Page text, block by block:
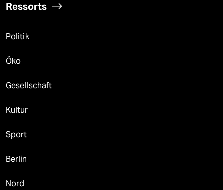
Ressorts
Politik
Öko
Gesellschaft
Kultur
Sport
Berlin
Nord